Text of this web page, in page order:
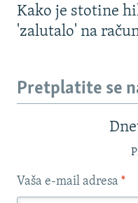
Kako je stotine
'zalutalo' na
Pretplatite se
Vaša e-mail adresa *